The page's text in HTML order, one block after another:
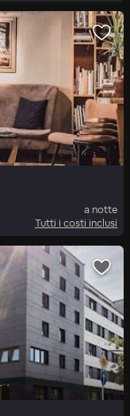
a notte
Tutti i costi inclusi